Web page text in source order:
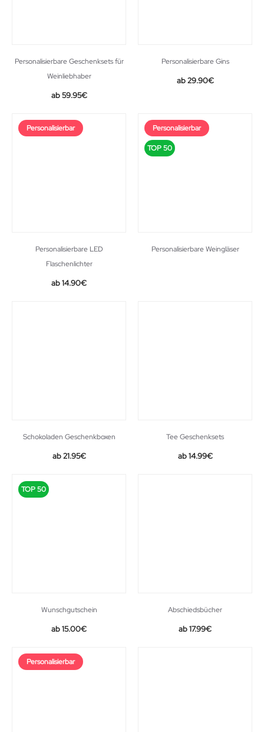
Personalisierbare Geschenksets für
Weinliebhaber
59.95€
Personalisierbare Gins
29.90€
Personalisierbar
Personalisierbare LED
Flaschenlichter
14.90€
Personalisierbar
TOP 50
Personalisierbare Weingläser
Schokoladen Geschenkboxen
21.95€
Tee Geschenksets
14.99€
TOP 50
Wunschgutschein
15.00€
Abschiedsbücher
17.99€
Personalisierbar